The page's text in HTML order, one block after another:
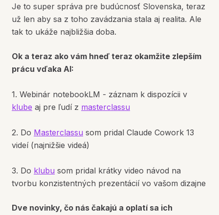
Je to super správa pre budúcnosť Slovenska, teraz
už len aby sa z toho zavádzania stala aj realita. Ale
tak to ukáže najbližšia doba.
Ok a teraz ako vám hneď teraz okamžite zlepším
prácu vďaka AI:
1. Webinár notebookLM - záznam k dispozícii v
klube aj pre ľudí z masterclassu
2. Do Masterclassu som pridal Claude Cowork 13
videí (najnižšie videá)
3. Do klubu som pridal krátky video návod na
tvorbu konzistentných prezentácií vo vašom dizajne
Dve novinky, čo nás čakajú a oplatí sa ich